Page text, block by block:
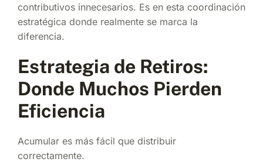
contributivos innecesarios. Es en esta coordinación
estratégica donde realmente se marca la
diferencia.
Estrategia de Retiros:
Donde Muchos Pierden
Eficiencia
Acumular es más fácil que distribuir
correctamente.